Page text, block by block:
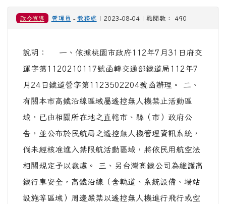
政令宣導 管理員 - 教務處 | 2023-08-04 | 點閱數： 490
說明： 一、依據桃園市政府112年7月31日府交
運字第1120210117號函轉交通部鐵道局112年7
月24日鐵道營字第1123502204號函辦理。 二、
有關本市高鐵沿線區域屬遙控無人機禁止活動區
域，已由相關所在地之直轄市、縣（市）政府公
告，並公布於民航局之遙控無人機管理資訊系統，
倘未經核准進入禁限航活動區域，將依民用航空法
相關規定予以裁處。 三、另台灣高鐵公司為維護高
鐵行車安全，高鐵沿線（含軌道、系統設備、場站
設施等區域）周邊嚴禁以遙控無人機進行飛行或空